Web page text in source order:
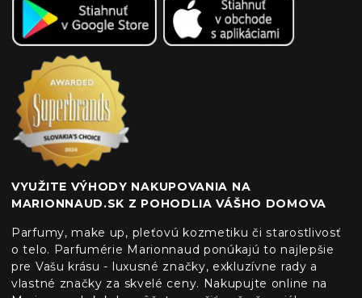
VYUŽITE VÝHODY NAKUPOVANIA NA
MARIONNAUD.SK Z POHODLIA VÁŠHO DOMOVA
Parfumy, make up, pleťovú kozmetiku či starostlivosť
o telo. Parfumérie Marionnaud ponúkajú to najlepšie
pre Vašu krásu - luxusné značky, exkluzívne rady a
vlastné značky za skvelé ceny. Nakupujte online na